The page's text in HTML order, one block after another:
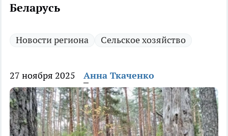
Беларусь
Новости региона Сельское хозяйство
27 ноября 2025 Анна Ткаченко